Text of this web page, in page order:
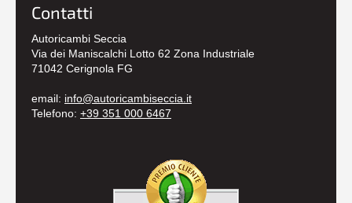
Contatti
Autoricambi Seccia
Via dei Maniscalchi Lotto 62 Zona Industriale
71042 Cerignola FG
email: info@autoricambiseccia.it
Telefono: +39 351 000 6467